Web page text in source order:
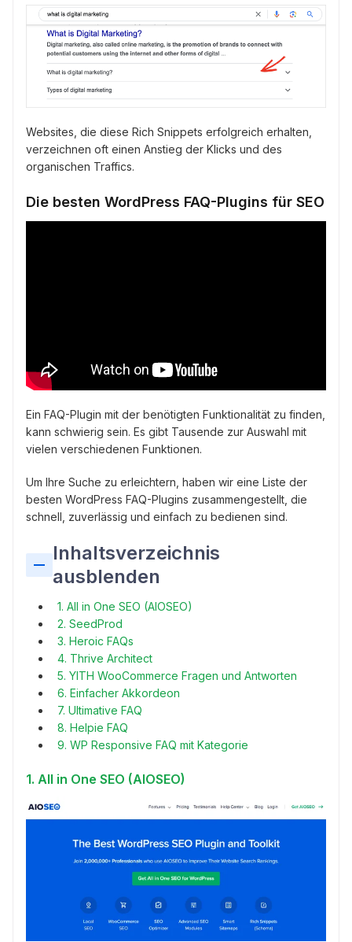
Websites, die diese Rich Snippets erfolgreich erhalten,
verzeichnen oft einen Anstieg der Klicks und des
organischen Traffics.
Die besten WordPress FAQ-Plugins für SEO
Ein FAQ-Plugin mit der benötigten Funktionalität zu finden,
kann schwierig sein. Es gibt Tausende zur Auswahl mit
vielen verschiedenen Funktionen.
Um Ihre Suche zu erleichtern, haben wir eine Liste der
besten WordPress FAQ-Plugins zusammengestellt, die
schnell, zuverlässig und einfach zu bedienen sind.
Inhaltsverzeichnis
ausblenden
1. All in One SEO (AIOSEO)
2. SeedProd
3. Heroic FAQs
4. Thrive Architect
5. YITH WooCommerce Fragen und Antworten
6. Einfacher Akkordeon
7. Ultimative FAQ
8. Helpie FAQ
9. WP Responsive FAQ mit Kategorie
1. All in One SEO (AIOSEO)